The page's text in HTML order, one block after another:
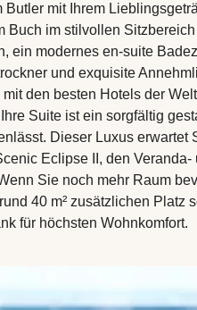
Butler mit Ihrem
Buch im stilvollen Sitzbereich
ein modernes en-suite
und exquisite
den besten Hotels der
Suite ist ein sorgfältig
Dieser Luxus erwartet
Eclipse II, den Veranda-
Sie noch mehr Raum
40 m² zusätzlichen Platz
für höchsten Wohnkomfort.